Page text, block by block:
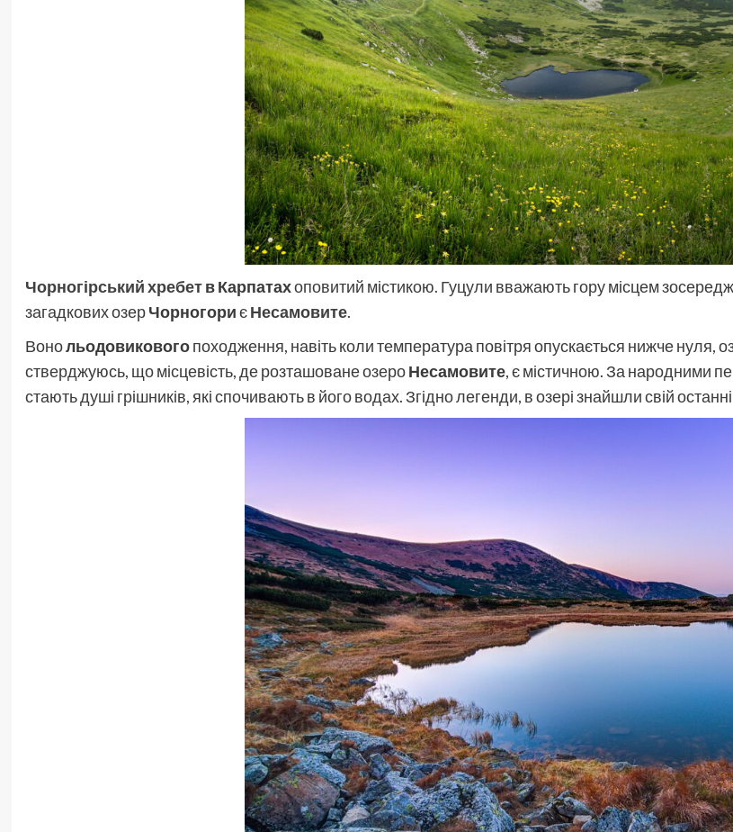
Чорногірський хребетв Карпатахоповитий містикою. Гуцули вважають гору місцем
загадкових озерЧорногориєНесамовите.
Вонольодовиковогопоходження, навіть коли температура повітря опускається нижче нуля,
стверджуюсь, що місцевість, де розташоване озероНесамовите, є містичною. За народними
стають душі грішників, які спочивають в його водах. Згідно легенди, в озері знайшли свій